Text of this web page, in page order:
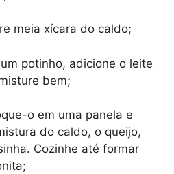
meia xícara do caldo;
potinho, adicione o leite
bem;
o em uma panela e
do caldo, o queijo,
Cozinhe até formar